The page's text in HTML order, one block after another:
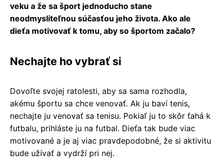
veku a že sa šport jednoducho stane
neodmysliteľnou súčasťou jeho života. Ako ale
dieťa motivovať k tomu, aby so športom začalo?
Nechajte ho vybrať si
Dovoľte svojej ratolesti, aby sa sama rozhodla,
akému športu sa chce venovať. Ak ju baví tenis,
nechajte ju venovať sa tenisu. Pokiaľ ju to skôr ťahá k
futbalu, prihláste ju na futbal. Dieťa tak bude viac
motivované a je aj viac pravdepodobné, že si aktivitu
bude užívať a vydrží pri nej.